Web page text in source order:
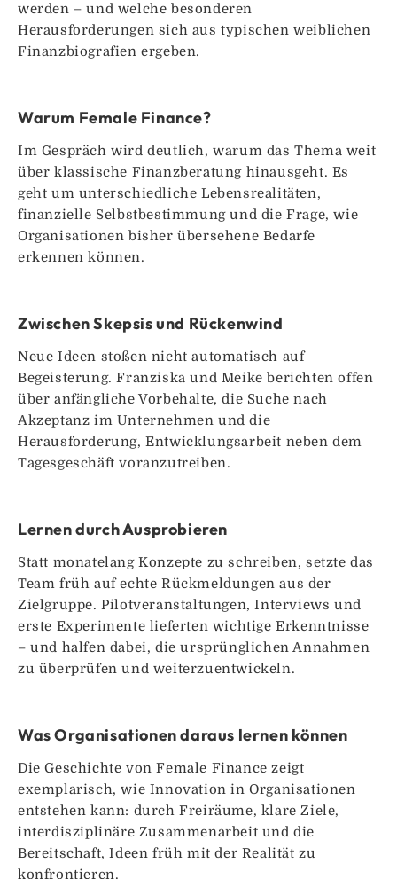
werden – und welche besonderen
Herausforderungen sich aus typischen weiblichen
Finanzbiografien ergeben.
Warum Female Finance?
Im Gespräch wird deutlich, warum das Thema weit
über klassische Finanzberatung hinausgeht. Es
geht um unterschiedliche Lebensrealitäten,
finanzielle Selbstbestimmung und die Frage, wie
Organisationen bisher übersehene Bedarfe
erkennen können.
Zwischen Skepsis und Rückenwind
Neue Ideen stoßen nicht automatisch auf
Begeisterung. Franziska und Meike berichten offen
über anfängliche Vorbehalte, die Suche nach
Akzeptanz im Unternehmen und die
Herausforderung, Entwicklungsarbeit neben dem
Tagesgeschäft voranzutreiben.
Lernen durch Ausprobieren
Statt monatelang Konzepte zu schreiben, setzte das
Team früh auf echte Rückmeldungen aus der
Zielgruppe. Pilotveranstaltungen, Interviews und
erste Experimente lieferten wichtige Erkenntnisse
– und halfen dabei, die ursprünglichen Annahmen
zu überprüfen und weiterzuentwickeln.
Was Organisationen daraus lernen können
Die Geschichte von Female Finance zeigt
exemplarisch, wie Innovation in Organisationen
entstehen kann: durch Freiräume, klare Ziele,
interdisziplinäre Zusammenarbeit und die
Bereitschaft, Ideen früh mit der Realität zu
konfrontieren.